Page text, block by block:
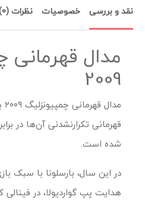
نقد و بررسی خصوصیات نظرات (0)
مدال قهرمانی
2009
قهرمانی تکرارنشدنی آن‌ها در
شده است.
در این سال، بارسلونا با سبک
هدایت پپ گواردیولا، در فینالی